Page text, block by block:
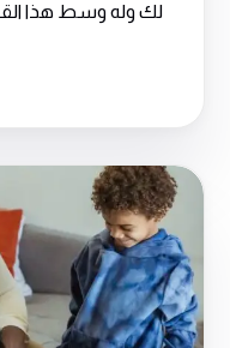
لك وله وسط هذا